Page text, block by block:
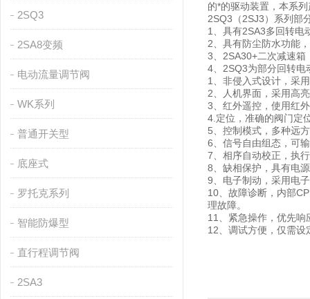
2SQ3
2SA8变频
电动流量调节阀
WK系列
普通开关型
底座式
罗托克系列
智能防爆型
直行程调节阀
2SA3
的*的驱动装置，本系
2SQ3（2SJ3）系列部
1、具有2SA3多回转电
2、具有防尘防水功能
3、2SA30+二次减速箱
4、2SQ3为部分回转电
1、非侵入式设计，采
2、人机界面，采用高
3、红外遥控，使用红
4.定位，准确的阀门定
5、控制模式，多种远
6、信号自由组态，可
7、相序自动校正，执
8、缺相保护，具有电
9、电子制动，采用电
10、故障诊断，内部
理故障。
11、紧急操作，优先响
12、调试方便，仅需